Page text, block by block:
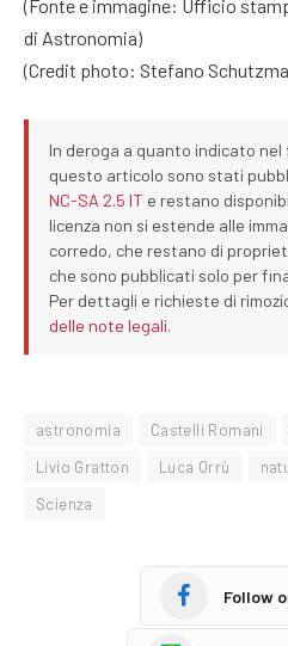
(Fonte e immagine: Ufficio
di Astronomia)
(Credit photo: Stefano
In deroga a quanto indicato
questo articolo sono stati
NC-SA 2.5 IT e restano
licenza non si estende alle
corredo, che restano di
che sono pubblicati solo per
Per dettagli e richieste di
delle note legali.
astronomia Castelli Romani
Livio Gratton
Luca Orrù
Scienza
Follow